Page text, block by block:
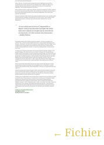
← Fichier